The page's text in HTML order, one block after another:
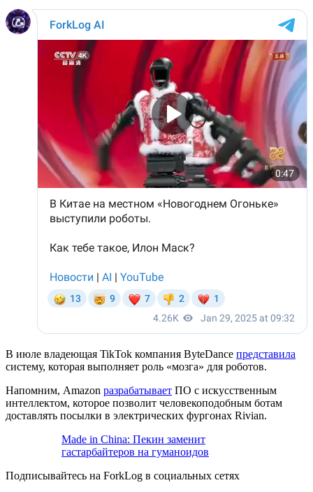
В июле владеющая TikTok компания ByteDance представила
систему, которая выполняет роль «мозга» для роботов.
Напомним, Amazon разрабатывает ПО с искусственным
интеллектом, которое позволит человекоподобным ботам
доставлять посылки в электрических фургонах Rivian.
Made in China: Пекин заменит
гастарбайтеров на гуманоидов
Подписывайтесь на ForkLog в социальных сетях